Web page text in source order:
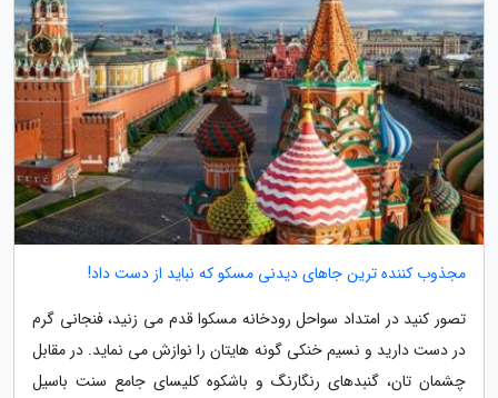
مجذوب کننده ترین جاهای دیدنی مسکو که نباید از دست داد!
تصور کنید در امتداد سواحل رودخانه مسکوا قدم می زنید، فنجانی گرم
در دست دارید و نسیم خنکی گونه هایتان را نوازش می نماید. در مقابل
چشمان تان، گنبدهای رنگارنگ و باشکوه کلیسای جامع سنت باسیل